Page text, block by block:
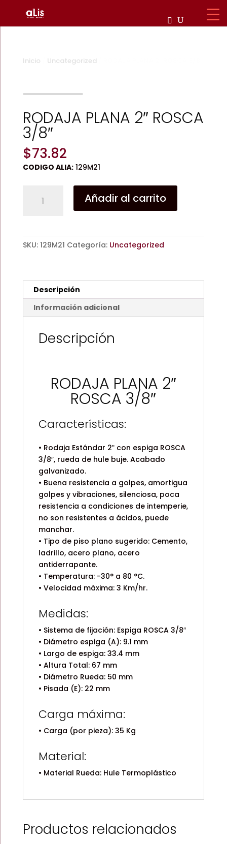
Inicio Uncategorized
RODAJA PLANA 2″ ROSCA
3/8″
$73.82
CODIGO ALIA:129M21
PLANA
3/8"
cantidad
Añadir al carrito
SKU: 129M21 Categoría: Uncategorized
Descripción
Información adicional
Descripción
RODAJA PLANA 2″
ROSCA 3/8″
Características:
• Rodaja Estándar 2ʺ con espiga ROSCA
3/8″, rueda de hule buje. Acabado
galvanizado.
• Buena resistencia a golpes, amortigua
golpes y vibraciones, silenciosa, poca
resistencia a condiciones de intemperie,
no son resistentes a ácidos, puede
manchar.
• Tipo de piso plano sugerido: Cemento,
ladrillo, acero plano, acero
antiderrapante.
• Temperatura: -30° a 80 °C.
• Velocidad máxima: 3 Km/hr.
Medidas:
• Sistema de fijación: Espiga ROSCA 3/8″
• Diámetro espiga (A): 9.1 mm
• Largo de espiga: 33.4 mm
• Altura Total: 67 mm
• Diámetro Rueda: 50 mm
• Pisada (E): 22 mm
Carga máxima:
• Carga (por pieza): 35 Kg
Material:
• Material Rueda: Hule Termoplástico
Productos relacionados